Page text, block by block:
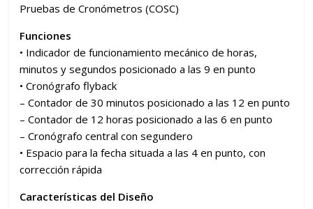
Pruebas de Cronómetros (COSC)
Funciones
• Indicador de funcionamiento mecánico de horas,
minutos y segundos posicionado a las 9 en punto
• Cronógrafo flyback
– Contador de 30 minutos posicionado a las 12 en punto
– Contador de 12 horas posicionado a las 6 en punto
– Cronógrafo central con segundero
• Espacio para la fecha situada a las 4 en punto, con
corrección rápida
Características del Diseño